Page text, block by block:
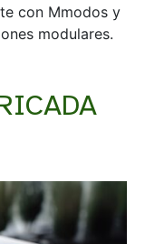
con Mmodos y
modulares.